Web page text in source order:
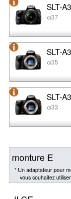
SLT-
α37
SLT-
α35
SLT-
α33
monture E
* Un adaptateur pour
vous souhaitez